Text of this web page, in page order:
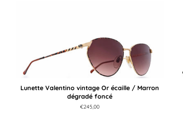
Lunette Valentino vintage Or écaille / Marron
dégradé foncé
Prix
€245,00